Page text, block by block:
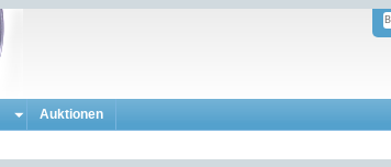
Auktionen